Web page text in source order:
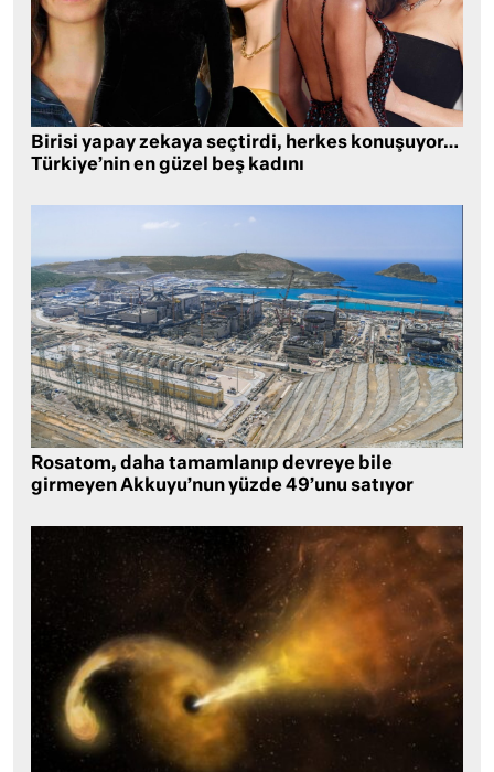
Birisi yapay zekaya seçtirdi, herkes konuşuyor…
Türkiye’nin en güzel beş kadını
Rosatom, daha tamamlanıp devreye bile
girmeyen Akkuyu’nun yüzde 49’unu satıyor